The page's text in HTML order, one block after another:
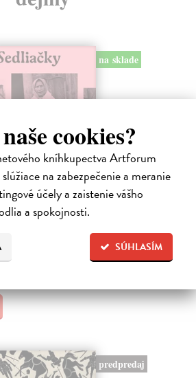
cookies?
kníhkupectva Artforum
na zabezpečenie a meranie
účely a zaistenie vášho
a spokojnosti.
SÚHLASÍM
na sklade
žena je otrokyňa, tak ani ty nebudeš
mladej vnučke.
predpredaj